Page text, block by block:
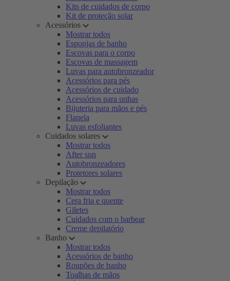
Kits de cuidados de corpo
Kit de proteção solar
Acessórios
Mostrar todos
Esponjas de banho
Escovas para o corpo
Escovas de massagem
Luvas para autobronzeador
Acessórios para pés
Acessórios de cuidado
Acessórios para unhas
Bijuteria para mãos e pés
Flanela
Luvas esfoliantes
Cuidados solares
Mostrar todos
After sun
Autobronzeadores
Protetores solares
Depilação
Mostrar todos
Cera fria e quente
Giletes
Cuidados com o barbear
Creme depilatório
Banho
Mostrar todos
Acessórios de banho
Roupões de banho
Toalhas de mãos